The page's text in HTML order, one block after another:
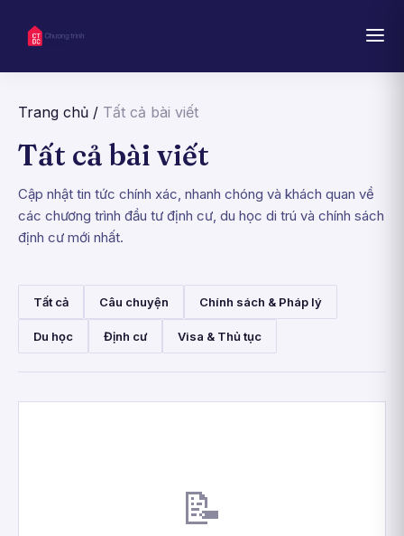
Trang chủ / Tất cả bài viết
Tất cả bài viết
Cập nhật tin tức chính xác, nhanh chóng và khách quan về
các chương trình đầu tư định cư, du học di trú và chính sách
định cư mới nhất.
Tất cả Câu chuyện Chính sách & Pháp lý
Du học Định cư Visa & Thủ tục
📝